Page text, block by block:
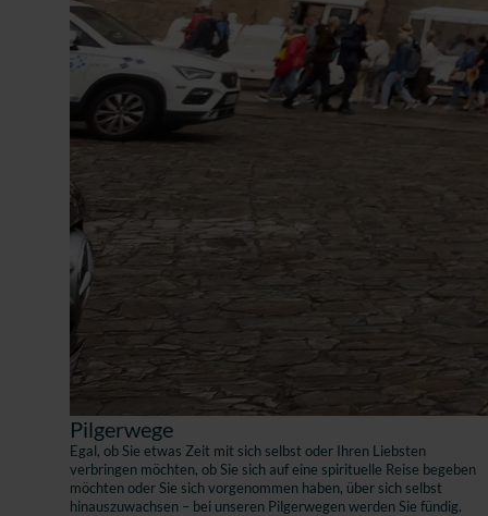
Pilgerwege
Egal, ob Sie etwas Zeit mit sich selbst oder Ihren Liebsten
verbringen möchten, ob Sie sich auf eine spirituelle Reise begeben
möchten oder Sie sich vorgenommen haben, über sich selbst
hinauszuwachsen – bei unseren Pilgerwegen werden Sie fündig.